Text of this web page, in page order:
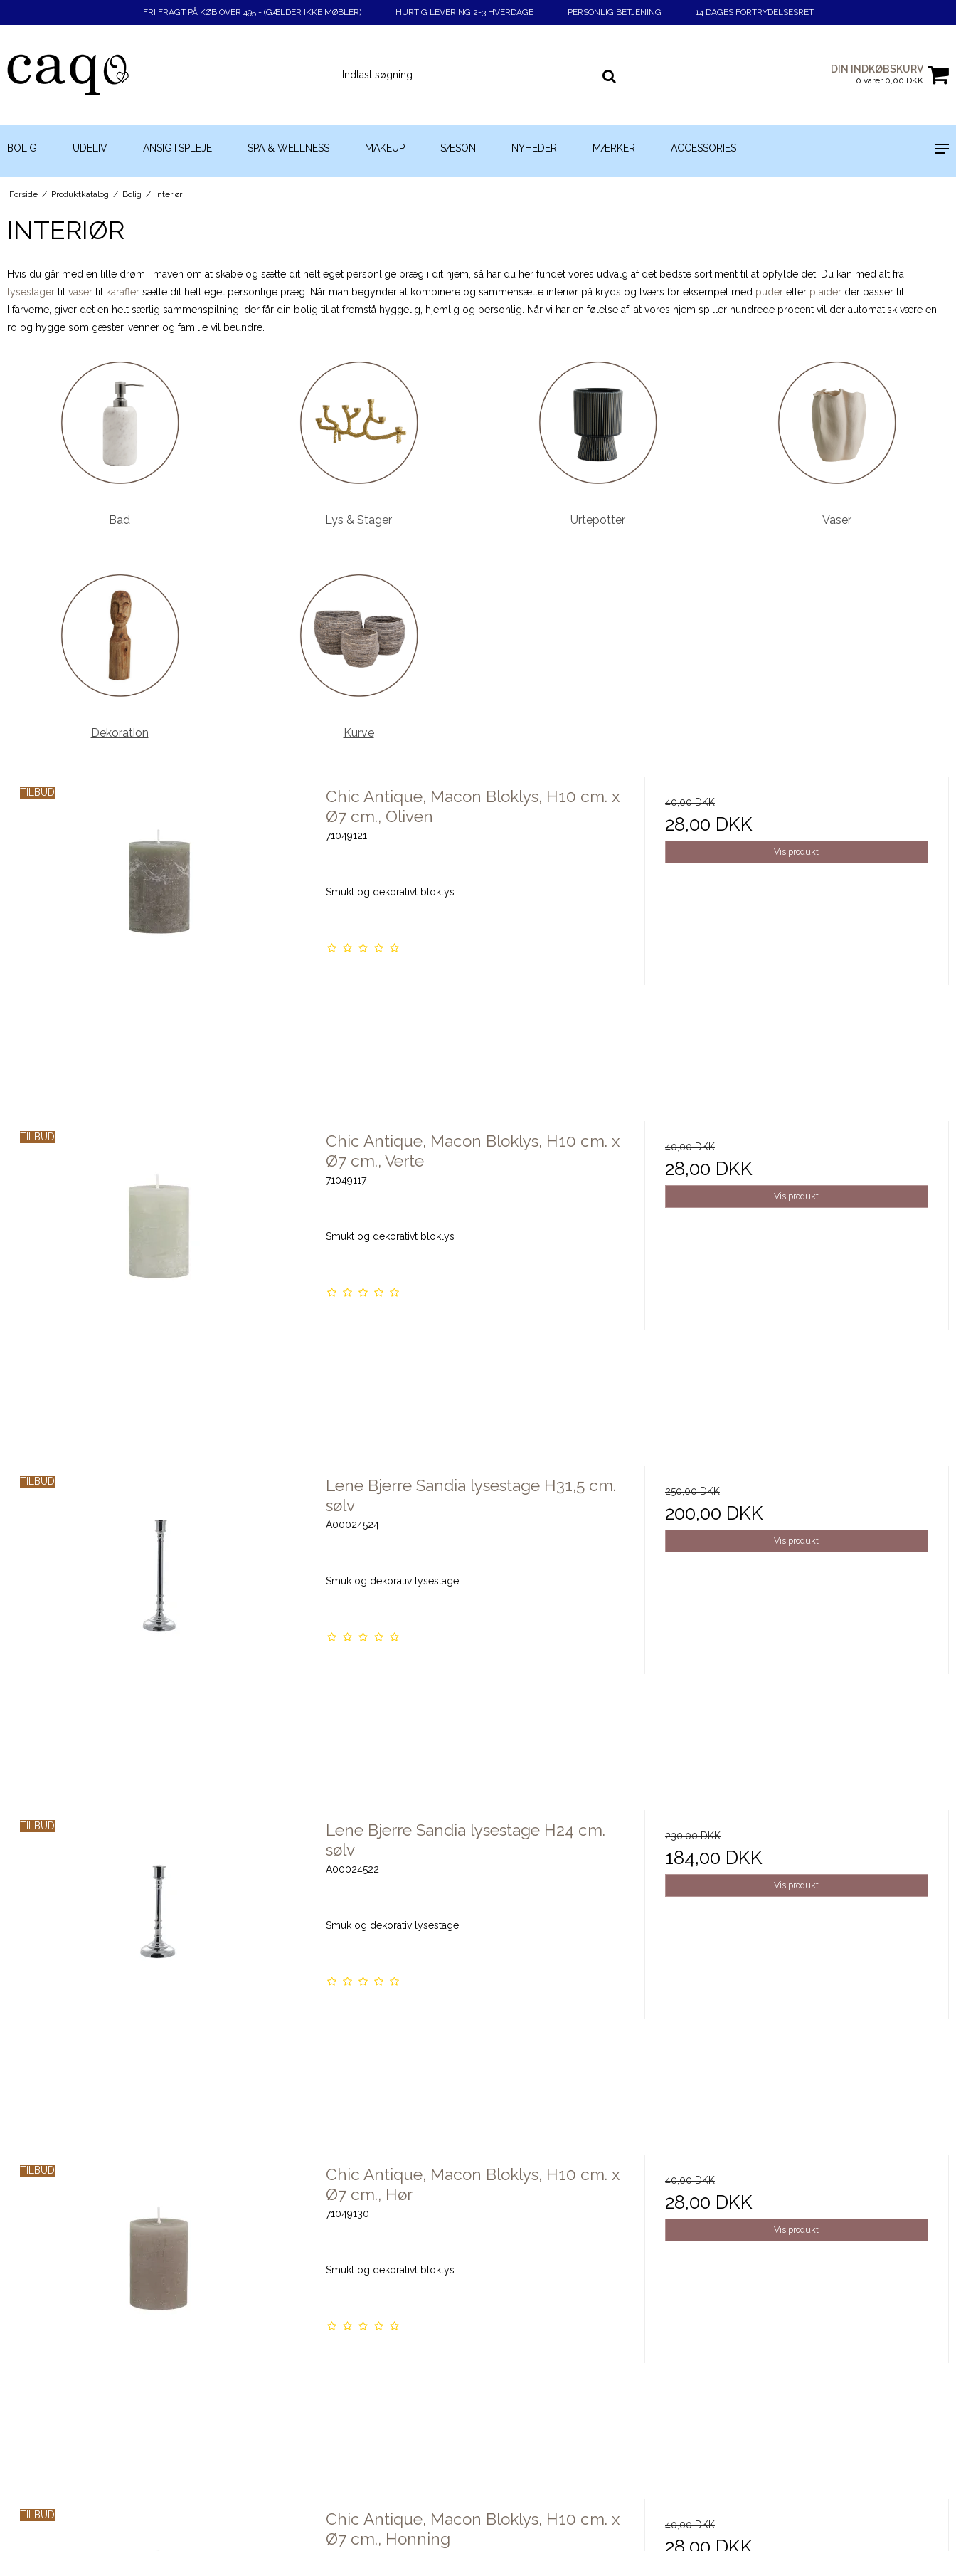
FRI FRAGT PÅ KØB OVER 495,- (GÆLDER IKKE MØBLER) HURTIG LEVERING 2-3 HVERDAGE PERSONLIG BETJENING 14 DAGES FORTRYDELSESRET
DIN INDKØBSKURV
0 varer 0,00 DKK
BOLIG UDELIV ANSIGTSPLEJE SPA & WELLNESS MAKEUP SÆSON NYHEDER MÆRKER ACCESSORIES
Forside / Produktkatalog / Bolig / Interiør
INTERIØR
Hvis du går med en lille drøm i maven om at skabe og sætte dit helt eget personlige præg i dit hjem, så har du her fundet vores udvalg af det bedste sortiment til at opfylde det. Du kan med alt fra
lysestager til vaser til karafler sætte dit helt eget personlige præg. Når man begynder at kombinere og sammensætte interiør på kryds og tværs for eksempel med puder eller plaider der passer til
I farverne, giver det en helt særlig sammenspilning, der får din bolig til at fremstå hyggelig, hjemlig og personlig. Når vi har en følelse af, at vores hjem spiller hundrede procent vil der automatisk være en
ro og hygge som gæster, venner og familie vil beundre.
Bad Lys & Stager Urtepotter Vaser
Dekoration Kurve
TILBUD
Chic Antique, Macon Bloklys, H10 cm. x
Ø7 cm., Oliven
71049121
Smukt og dekorativt bloklys
40,00 DKK
28,00 DKK
Vis produkt
TILBUD
Chic Antique, Macon Bloklys, H10 cm. x
Ø7 cm., Verte
71049117
Smukt og dekorativt bloklys
40,00 DKK
28,00 DKK
Vis produkt
TILBUD
Lene Bjerre Sandia lysestage H31,5 cm.
sølv
A00024524
Smuk og dekorativ lysestage
250,00 DKK
200,00 DKK
Vis produkt
TILBUD
Lene Bjerre Sandia lysestage H24 cm.
sølv
A00024522
Smuk og dekorativ lysestage
230,00 DKK
184,00 DKK
Vis produkt
TILBUD
Chic Antique, Macon Bloklys, H10 cm. x
Ø7 cm., Hør
71049130
Smukt og dekorativt bloklys
40,00 DKK
28,00 DKK
Vis produkt
TILBUD
Chic Antique, Macon Bloklys, H10 cm. x
Ø7 cm., Honning
40,00 DKK
28,00 DKK